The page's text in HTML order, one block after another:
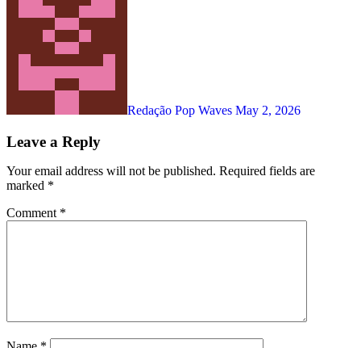
Redação Pop Waves May 2, 2026
Leave a Reply
Your email address will not be published. Required fields are
marked *
Comment *